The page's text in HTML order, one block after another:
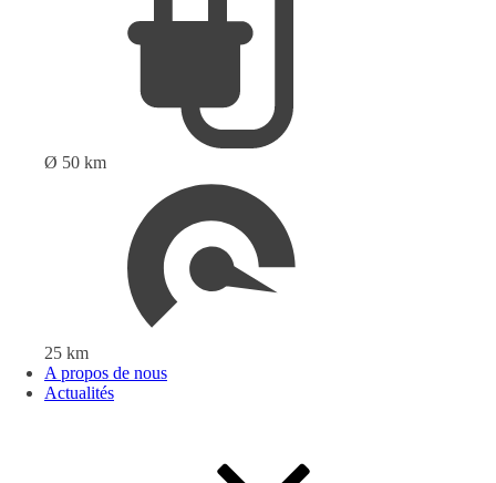
Ø 50 km
25 km
A propos de nous
Actualités